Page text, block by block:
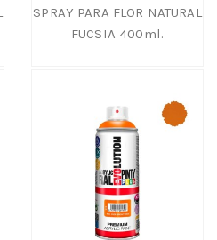
SPRAY PARA FLOR NATURAL
FUCSIA 400ml.